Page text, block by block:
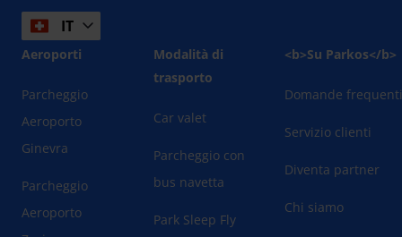
IT
Aeroporti
Parcheggio
Aeroporto
Ginevra
Parcheggio
Aeroporto
Modalità di
trasporto
Car valet
Parcheggio con
bus navetta
Park Sleep Fly
<b>Su Parkos</b>
Domande
Servizio clienti
Diventa partner
Chi siamo